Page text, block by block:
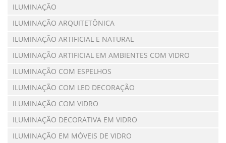
ILUMINAÇÃO
ILUMINAÇÃO ARQUITETÔNICA
ILUMINAÇÃO ARTIFICIAL E NATURAL
ILUMINAÇÃO ARTIFICIAL EM AMBIENTES COM VIDRO
ILUMINAÇÃO COM ESPELHOS
ILUMINAÇÃO COM LED DECORAÇÃO
ILUMINAÇÃO COM VIDRO
ILUMINAÇÃO DECORATIVA EM VIDRO
ILUMINAÇÃO EM MÓVEIS DE VIDRO